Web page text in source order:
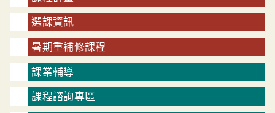
選課資訊
暑期重補修課程
課業輔導
課程諮詢專區